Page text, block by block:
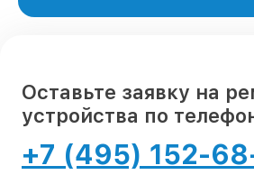
Оставьте заявку на
устройства по
+7 (495) 152-